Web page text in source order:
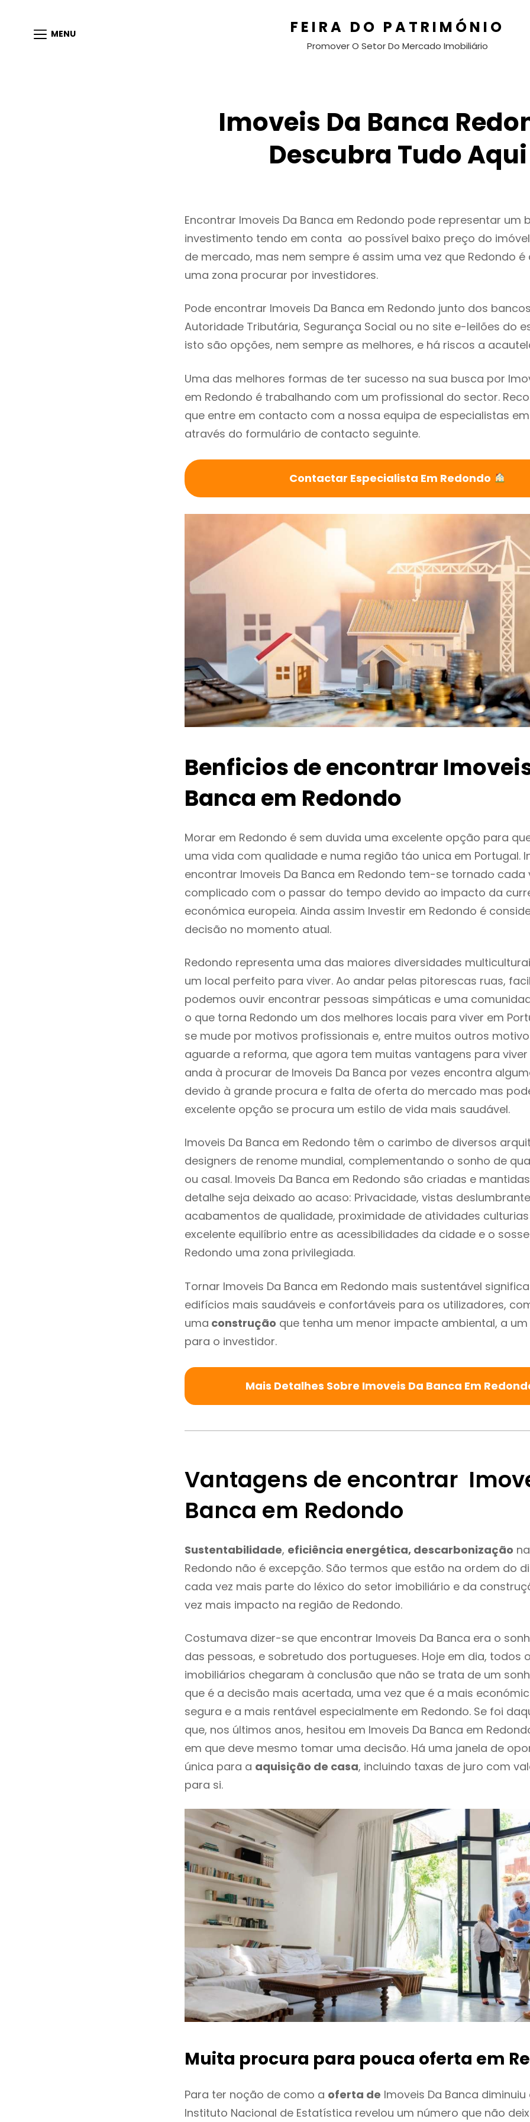
MENU FEIRA DO PATRIMÓNIO
Promover O Setor Do Mercado Imobiliário
Imoveis Da Banca
Descubra Tudo Aqui
Encontrar Imoveis Da Banca em Redondo pode representar um
investimento tendo em conta ao possível baixo preço do
de mercado, mas nem sempre é assim uma vez que Redondo
uma zona procurar por investidores.
Pode encontrar Imoveis Da Banca em Redondo junto dos
Autoridade Tributária, Segurança Social ou no site e-leilões do
isto são opções, nem sempre as melhores, e há riscos a
Uma das melhores formas de ter sucesso na sua busca por
em Redondo é trabalhando com um profissional do sector.
que entre em contacto com a nossa equipa de especialistas
através do formulário de contacto seguinte.
Contactar Especialista Em Redondo
Benficios de encontrar
Banca em Redondo
Morar em Redondo é sem duvida uma excelente opção para
uma vida com qualidade e numa região táo unica em Portugal.
encontrar Imoveis Da Banca em Redondo tem-se tornado cada
complicado com o passar do tempo devido ao impacto da
económica europeia. Ainda assim Investir em Redondo é
decisão no momento atual.
Redondo representa uma das maiores diversidades
um local perfeito para viver. Ao andar pelas pitorescas ruas,
podemos ouvir encontrar pessoas simpáticas e uma
o que torna Redondo um dos melhores locais para viver em
se mude por motivos profissionais e, entre muitos outros
aguarde a reforma, que agora tem muitas vantagens para viver
anda à procurar de Imoveis Da Banca por vezes encontra
devido à grande procura e falta de oferta do mercado mas
excelente opção se procura um estilo de vida mais saudável.
Imoveis Da Banca em Redondo têm o carimbo de diversos
designers de renome mundial, complementando o sonho de
ou casal. Imoveis Da Banca em Redondo são criadas e
detalhe seja deixado ao acaso: Privacidade, vistas
acabamentos de qualidade, proximidade de atividades
excelente equilíbrio entre as acessibilidades da cidade e o
Redondo uma zona privilegiada.
Tornar Imoveis Da Banca em Redondo mais sustentável
edifícios mais saudáveis e confortáveis para os utilizadores,
uma construção que tenha um menor impacte ambiental, a
para o investidor.
Mais Detalhes Sobre Imoveis Da Banca Em
Vantagens de encontrar
Banca em Redondo
Sustentabilidade, eficiência energética, descarbonização
Redondo não é excepção. São termos que estão na ordem do
cada vez mais parte do léxico do setor imobiliário e da
vez mais impacto na região de Redondo.
Costumava dizer-se que encontrar Imoveis Da Banca era o
das pessoas, e sobretudo dos portugueses. Hoje em dia, todos
imobiliários chegaram à conclusão que não se trata de um
que é a decisão mais acertada, uma vez que é a mais
segura e a mais rentável especialmente em Redondo. Se foi
que, nos últimos anos, hesitou em Imoveis Da Banca em
em que deve mesmo tomar uma decisão. Há uma janela de
única para a aquisição de casa, incluindo taxas de juro com
para si.
Muita procura para pouca oferta em
Para ter noção de como a oferta de Imoveis Da Banca
Instituto Nacional de Estatística revelou um número que não